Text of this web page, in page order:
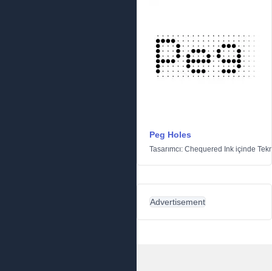
Peg Holes
Tasarımcı: Chequered Ink içinde
Advertisement